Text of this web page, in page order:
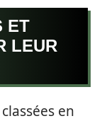
ET
LEUR
en